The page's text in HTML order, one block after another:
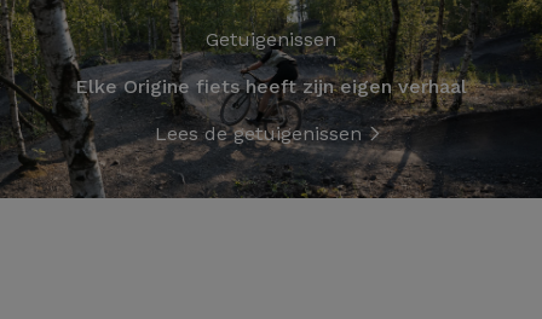
Getuigenissen
Elke Origine fiets heeft zijn eigen verhaal
Lees de getuigenissen